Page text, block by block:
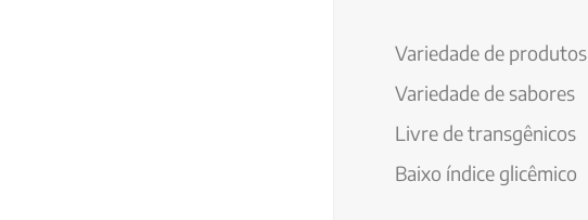
Variedade de produtos
Variedade de sabores
Livre de transgênicos
Baixo índice glicêmico